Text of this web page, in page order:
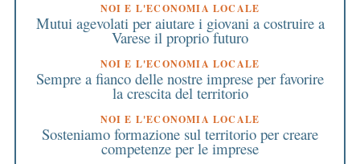
NOI E L'ECONOMIA LOCALE
Mutui agevolati per aiutare i giovani a costruire a
Varese il proprio futuro
NOI E L'ECONOMIA LOCALE
Sempre a fianco delle nostre imprese per favorire
la crescita del territorio
NOI E L'ECONOMIA LOCALE
Sosteniamo formazione sul territorio per creare
competenze per le imprese